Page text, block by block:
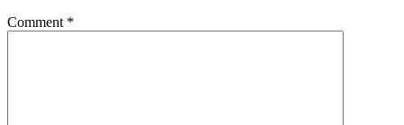
Comment *